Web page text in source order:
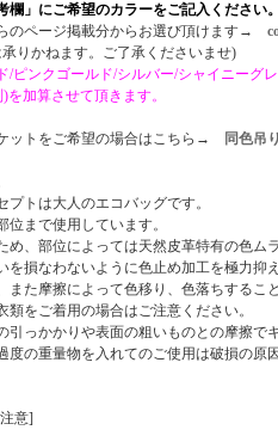
」にご希望のカラーをご記入ください。
のページ掲載分からお選び頂けます→
承りかねます。ご了承くださいませ)
ピンクゴールド/シルバー/シャイニーグレ
加算させて頂きます。
ットをご希望の場合はこちら→ 同色吊
プトは大人のエコバッグです。
位まで使用しています。
め、部位によっては天然皮革特有の色ム
を損なわないように色止め加工を極力抑
また摩擦によって色移り、色落ちするこ
類をご着用の場合はご注意ください。
引っかかりや表面の粗いものとの摩擦で
度の重量物を入れてのご使用は破損の原
注意]